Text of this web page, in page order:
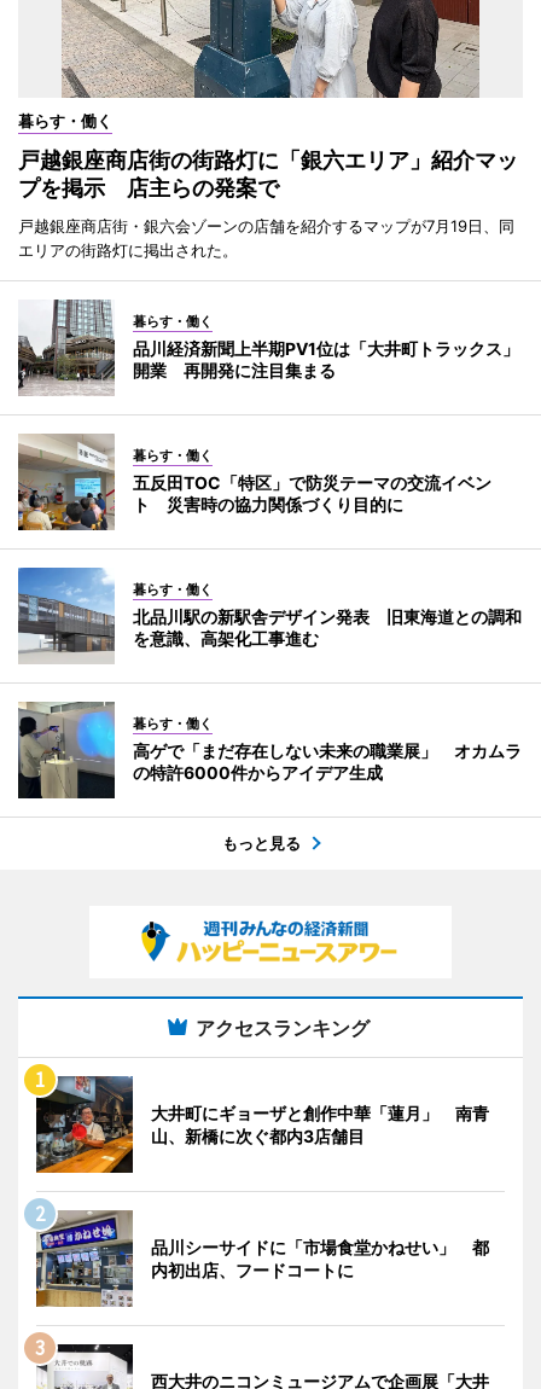
暮らす・働く
戸越銀座商店街の街路灯に「銀六エリア」紹介マッ
プを掲示 店主らの発案で
戸越銀座商店街・銀六会ゾーンの店舗を紹介するマップが7月19日、同
エリアの街路灯に掲出された。
暮らす・働く
品川経済新聞上半期PV1位は「大井町トラックス」
開業 再開発に注目集まる
暮らす・働く
五反田TOC「特区」で防災テーマの交流イベン
ト 災害時の協力関係づくり目的に
暮らす・働く
北品川駅の新駅舎デザイン発表 旧東海道との調和
を意識、高架化工事進む
暮らす・働く
高ゲで「まだ存在しない未来の職業展」 オカムラ
の特許6000件からアイデア生成
もっと見る
アクセスランキング
大井町にギョーザと創作中華「蓮月」 南青
山、新橋に次ぐ都内3店舗目
品川シーサイドに「市場食堂かねせい」 都
内初出店、フードコートに
西大井のニコンミュージアムで企画展「大井